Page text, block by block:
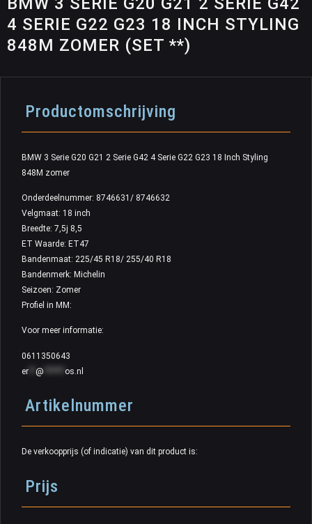
4 SERIE G22 G23 18 INCH STYLING
848M ZOMER (SET **)
Productomschrijving
BMW 3 Serie G20 G21 2 Serie G42 4 Serie G22 G23 18 Inch Styling
848M zomer
Onderdeelnummer: 8746631/ 8746632
Velgmaat: 18 inch
Breedte: 7,5j 8,5
ET Waarde: ET47
Bandenmaat: 225/45 R18/ 255/40 R18
Bandenmerk: Michelin
Seizoen: Zomer
Profiel in MM:
Voor meer informatie:
0611350643
er
@ os.nl
Artikelnummer
De verkoopprijs (of indicatie) van dit product is:
Prijs